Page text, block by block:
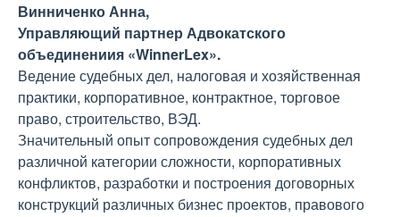
Винниченко Анна,
Управляющий партнер Адвокатского
объединениия «WinnerLex».
Ведение судебных дел, налоговая и хозяйственная
практики, корпоративное, контрактное, торговое
право, строительство, ВЭД.
Значительный опыт сопровождения судебных дел
различной категории сложности, корпоративных
конфликтов, разработки и построения договорных
конструкций различных бизнес проектов, правового